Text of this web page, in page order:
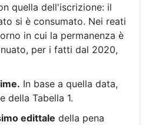
quella dell'iscrizione: il
si è consumato. Nei reati
in cui la permanenza è
per i fatti dal 2020,
In base a quella data,
della Tabella 1.
edittale della pena